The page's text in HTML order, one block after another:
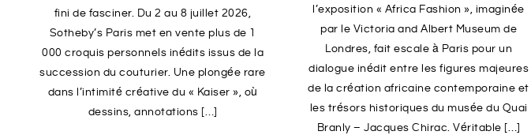
fini de fasciner. Du 2 au 8 juillet 2026,
Sotheby’s Paris met en vente plus de 1
000 croquis personnels inédits issus de la
succession du couturier. Une plongée rare
dans l’intimité créative du « Kaiser », où
dessins, annotations […]
l’exposition « Africa Fashion », imaginée
par le Victoria and Albert Museum de
Londres, fait escale à Paris pour un
dialogue inédit entre les figures majeures
de la création africaine contemporaine et
les trésors historiques du musée du Quai
Branly – Jacques Chirac. Véritable […]